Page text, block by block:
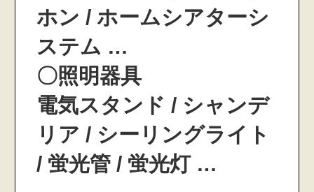
ホン / ホームシアターシ
ステム …
〇照明器具
電気スタンド / シャンデ
リア / シーリングライト
/ 蛍光管 / 蛍光灯 …